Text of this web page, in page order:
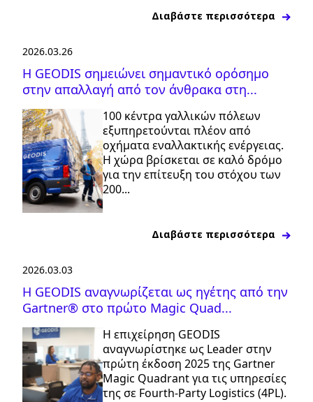
Διαβάστε περισσότερα
2026.03.26
Η GEODIS σημειώνει σημαντικό ορόσημο
στην απαλλαγή από τον άνθρακα στη...
100 κέντρα γαλλικών πόλεων
εξυπηρετούνται πλέον από
οχήματα εναλλακτικής ενέργειας.
Η χώρα βρίσκεται σε καλό δρόμο
για την επίτευξη του στόχου των
200...
Διαβάστε περισσότερα
2026.03.03
Η GEODIS αναγνωρίζεται ως ηγέτης από την
Gartner® στο πρώτο Magic Quad...
Η επιχείρηση GEODIS
αναγνωρίστηκε ως Leader στην
πρώτη έκδοση 2025 της Gartner
Magic Quadrant για τις υπηρεσίες
της σε Fourth-Party Logistics (4PL).